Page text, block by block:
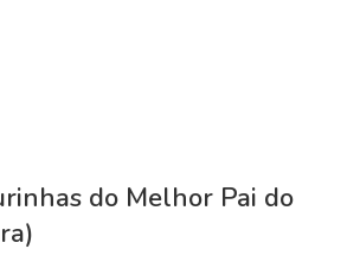
do Melhor Pai do